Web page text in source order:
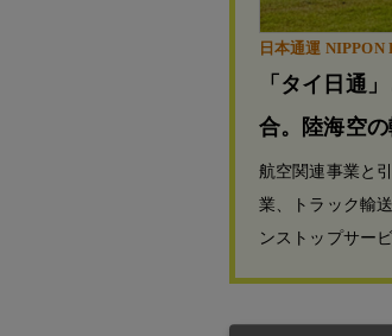
日本通運 NIPPON
「タイ日通
合。陸海空の
航空関連事業と
業、トラック輸
ンストップサー